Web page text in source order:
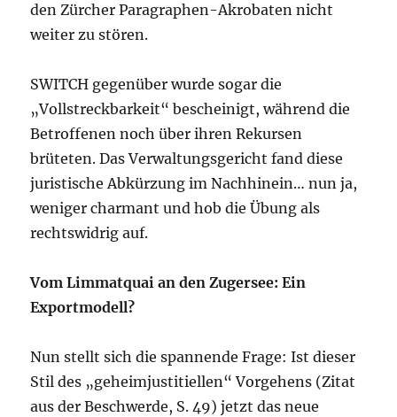
den Zürcher Paragraphen-Akrobaten nicht
weiter zu stören.
SWITCH gegenüber wurde sogar die
„Vollstreckbarkeit“ bescheinigt, während die
Betroffenen noch über ihren Rekursen
brüteten. Das Verwaltungsgericht fand diese
juristische Abkürzung im Nachhinein… nun ja,
weniger charmant und hob die Übung als
rechtswidrig auf.
Vom Limmatquai an den Zugersee: Ein
Exportmodell?
Nun stellt sich die spannende Frage: Ist dieser
Stil des „geheimjustitiellen“ Vorgehens (Zitat
aus der Beschwerde, S. 49) jetzt das neue